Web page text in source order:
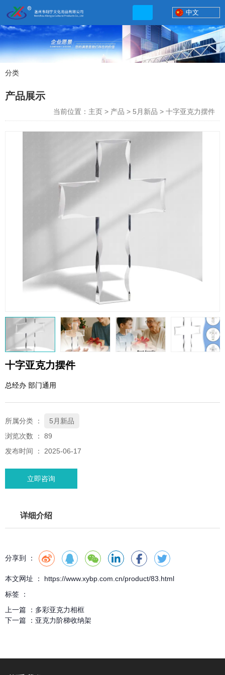
联系电话
http://xybp.tmall.com http://wzxybp.1688.com
中文
分类
产品展示
当前位置：主页 > 产品 > 5月新品 > 十字亚克力摆件
十字亚克力摆件
总经办 部门通用
所属分类 ：
5月新品
浏览次数 ： 89
发布时间 ： 2025-06-17
立即咨询
详细介绍
分享到 ：
本文网址 ： https://www.xybp.com.cn/product/83.html
标签 ：
上一篇 ： 多彩亚克力相框
下一篇 ： 亚克力阶梯收纳架